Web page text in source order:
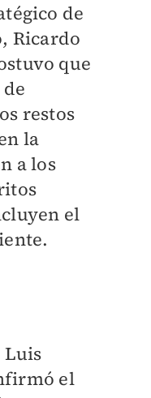
de
Ricardo
que
restos
la
a los
el
Luis
el